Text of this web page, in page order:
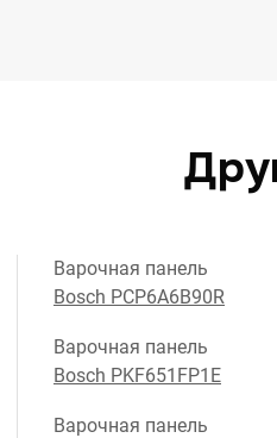
Варочная панель
Bosch PCP6A6B90R
Варочная панель
Bosch PKF651FP1E
Варочная панель